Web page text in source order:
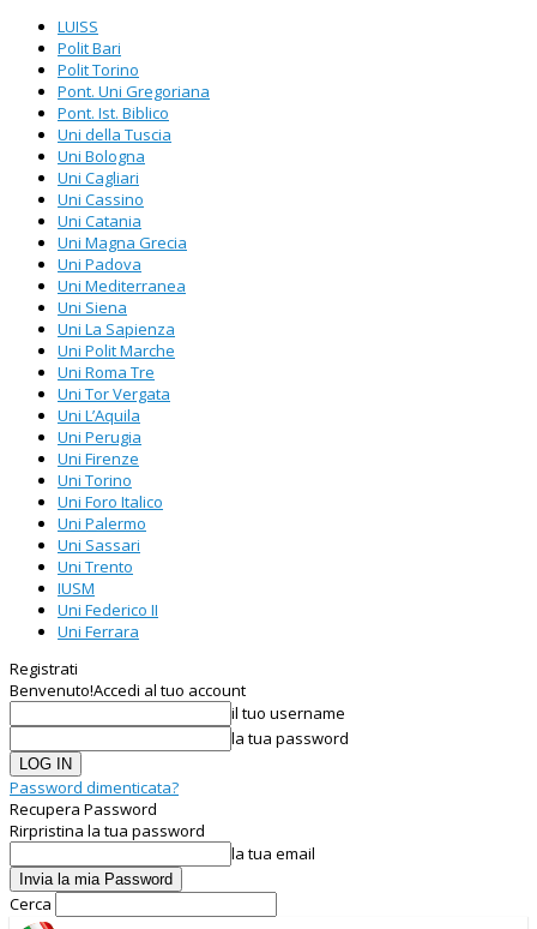
LUISS
Polit Bari
Polit Torino
Pont. Uni Gregoriana
Pont. Ist. Biblico
Uni della Tuscia
Uni Bologna
Uni Cagliari
Uni Cassino
Uni Catania
Uni Magna Grecia
Uni Padova
Uni Mediterranea
Uni Siena
Uni La Sapienza
Uni Polit Marche
Uni Roma Tre
Uni Tor Vergata
Uni L’Aquila
Uni Perugia
Uni Firenze
Uni Torino
Uni Foro Italico
Uni Palermo
Uni Sassari
Uni Trento
IUSM
Uni Federico II
Uni Ferrara
Registrati
Benvenuto!Accedi al tuo account
il tuo username
la tua password
Password dimenticata?
Recupera Password
Rirpristina la tua password
la tua email
Cerca